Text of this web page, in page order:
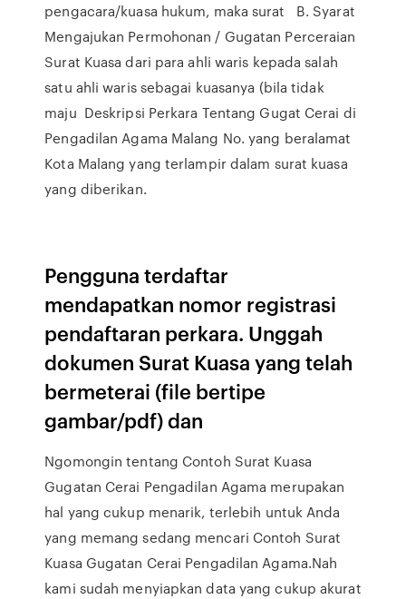
pengacara/kuasa hukum, maka surat B. Syarat
Mengajukan Permohonan / Gugatan Perceraian
Surat Kuasa dari para ahli waris kepada salah
satu ahli waris sebagai kuasanya (bila tidak
maju Deskripsi Perkara Tentang Gugat Cerai di
Pengadilan Agama Malang No. yang beralamat
Kota Malang yang terlampir dalam surat kuasa
yang diberikan.
Pengguna terdaftar
mendapatkan nomor registrasi
pendaftaran perkara. Unggah
dokumen Surat Kuasa yang telah
bermeterai (file bertipe
gambar/pdf) dan
Ngomongin tentang Contoh Surat Kuasa
Gugatan Cerai Pengadilan Agama merupakan
hal yang cukup menarik, terlebih untuk Anda
yang memang sedang mencari Contoh Surat
Kuasa Gugatan Cerai Pengadilan Agama.Nah
kami sudah menyiapkan data yang cukup akurat